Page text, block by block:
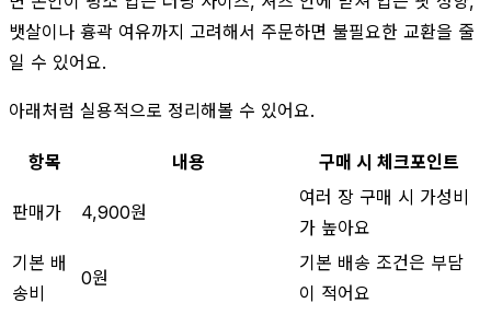
뱃살이나 흉곽 여유까지 고려해서 주문하면 불필요한 교환을 줄
일 수 있어요.
아래처럼 실용적으로 정리해볼 수 있어요.
항목 내용 구매 시 체크포인트
판매가 4,900원
여러 장 구매 시 가성비
가 높아요
기본 배
송비
0원
기본 배송 조건은 부담
이 적어요